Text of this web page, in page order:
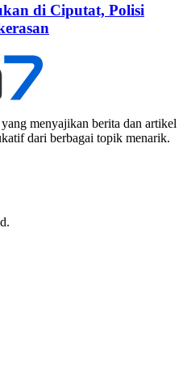
di Ciputat, Polisi
menyajikan berita dan artikel
dari berbagai topik menarik.